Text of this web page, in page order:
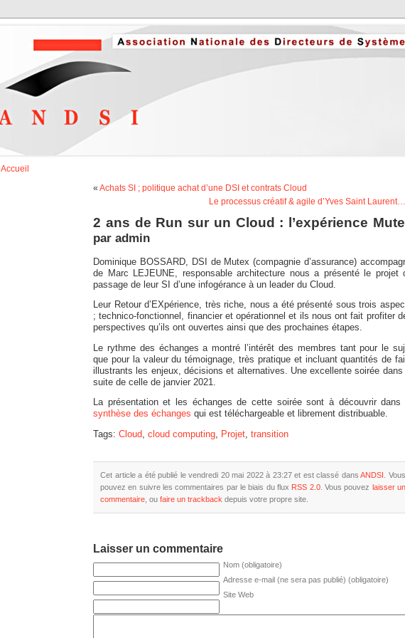
Accueil
« Achats SI ; politique achat d’une DSI et contrats Cloud
Le processus créatif & agile d’Yves Saint Laurent…
2 ans de Run sur un Cloud : l’expérience
par admin
Dominique BOSSARD, DSI de Mutex (compagnie d’assurance)
de Marc LEJEUNE, responsable architecture nous a présenté le projet
passage de leur SI d’une infogérance à un leader du Cloud.
Leur Retour d’EXpérience, très riche, nous a été présenté sous trois
; technico-fonctionnel, financier et opérationnel et ils nous ont fait profiter
perspectives qu’ils ont ouvertes ainsi que des prochaines étapes.
Le rythme des échanges a montré l’intérêt des membres tant pour le
que pour la valeur du témoignage, très pratique et incluant quantités de
illustrants les enjeux, décisions et alternatives. Une excellente soirée dans
suite de celle de janvier 2021.
La présentation et les échanges de cette soirée sont à découvrir dans
synthèse des échanges qui est téléchargeable et librement distribuable.
Tags: Cloud, cloud computing, Projet, transition
Cet article a été publié le vendredi 20 mai 2022 à 23:27 et est classé dansANDSI
. Vous
pouvez en suivre les commentaires par le biais du flux RSS 2.0. Vous pouvez laisser un
commentaire , ou faire un trackback depuis votre propre site.
Laisser un commentaire
Nom (obligatoire)
Adresse e-mail (ne sera pas publié) (obligatoire)
Site Web